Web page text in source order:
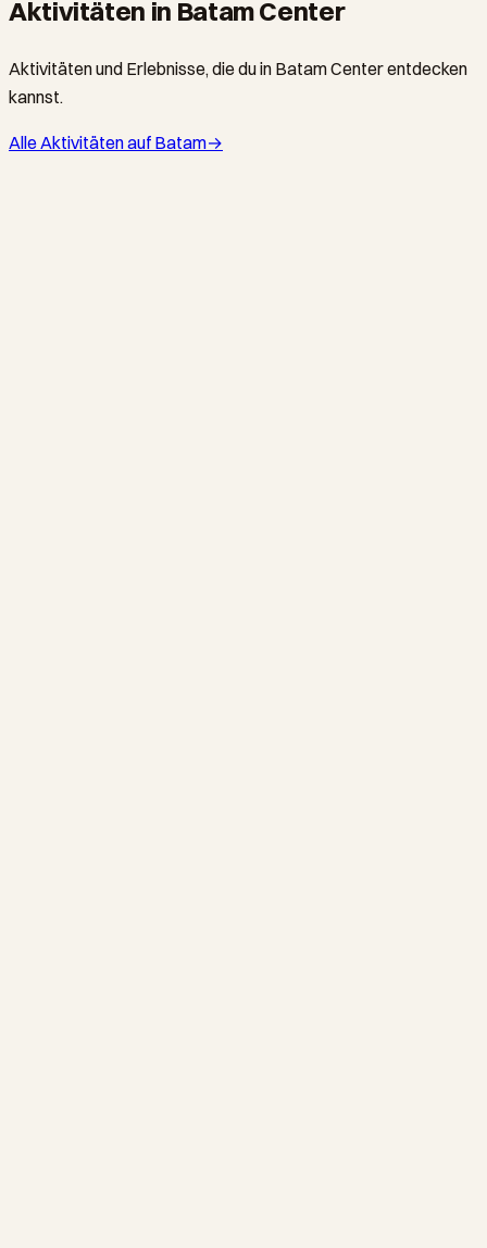
Aktivitäten in Batam Center
Aktivitäten und Erlebnisse, die du in Batam Center entdecken
kannst.
Alle Aktivitäten auf Batam→